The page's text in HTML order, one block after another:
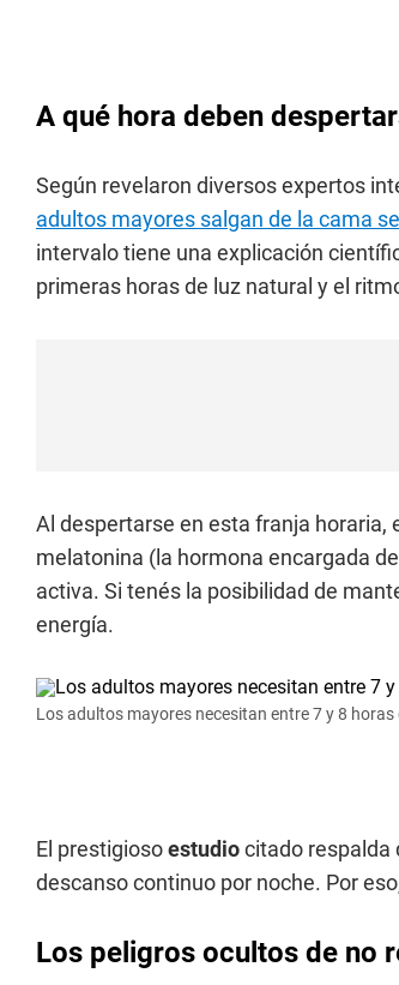
A qué hora deben
Según revelaron diversos expertos
adultos mayores salgan de la cama
intervalo tiene una explicación
primeras horas de luz natural y el
Al despertarse en esta franja
melatonina (la hormona encargada
activa. Si tenés la posibilidad de
energía.
Los adultos mayores necesitan entre 7 y 8 horas
El prestigiosoestudiocitado respalda
descanso continuo por noche. Por
Los peligros ocultos de no